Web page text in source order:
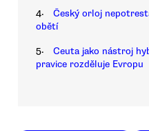
4.
Český orloj
obětí
5.
Ceuta jako nástroj
pravice rozděluje Evropu